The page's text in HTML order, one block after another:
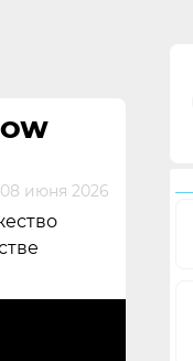
08 июня 2026